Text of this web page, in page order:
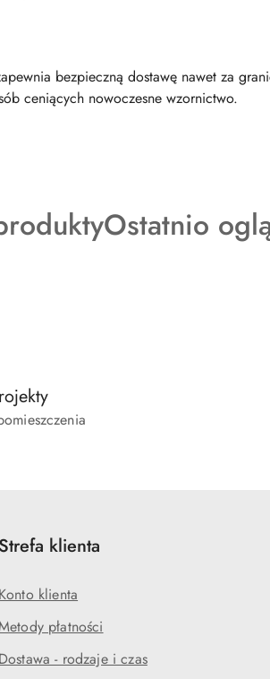
bezpieczną dostawę nawet za
ceniących nowoczesne wzornictwo.
Produkty
Ostatnio
Strefa klienta
Konto klienta
płatności
Dostawa - rodzaje i czas